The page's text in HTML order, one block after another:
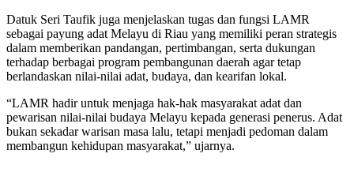
Datuk Seri Taufik juga menjelaskan tugas dan fungsi LAMR
sebagai payung adat Melayu di Riau yang memiliki peran strategis
dalam memberikan pandangan, pertimbangan, serta dukungan
terhadap berbagai program pembangunan daerah agar tetap
berlandaskan nilai-nilai adat, budaya, dan kearifan lokal.
“LAMR hadir untuk menjaga hak-hak masyarakat adat dan
pewarisan nilai-nilai budaya Melayu kepada generasi penerus. Adat
bukan sekadar warisan masa lalu, tetapi menjadi pedoman dalam
membangun kehidupan masyarakat,” ujarnya.